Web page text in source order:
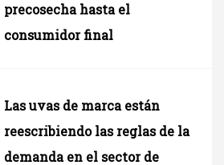
precosecha hasta el
consumidor final
Las uvas de marca están
reescribiendo las reglas de la
demanda en el sector de